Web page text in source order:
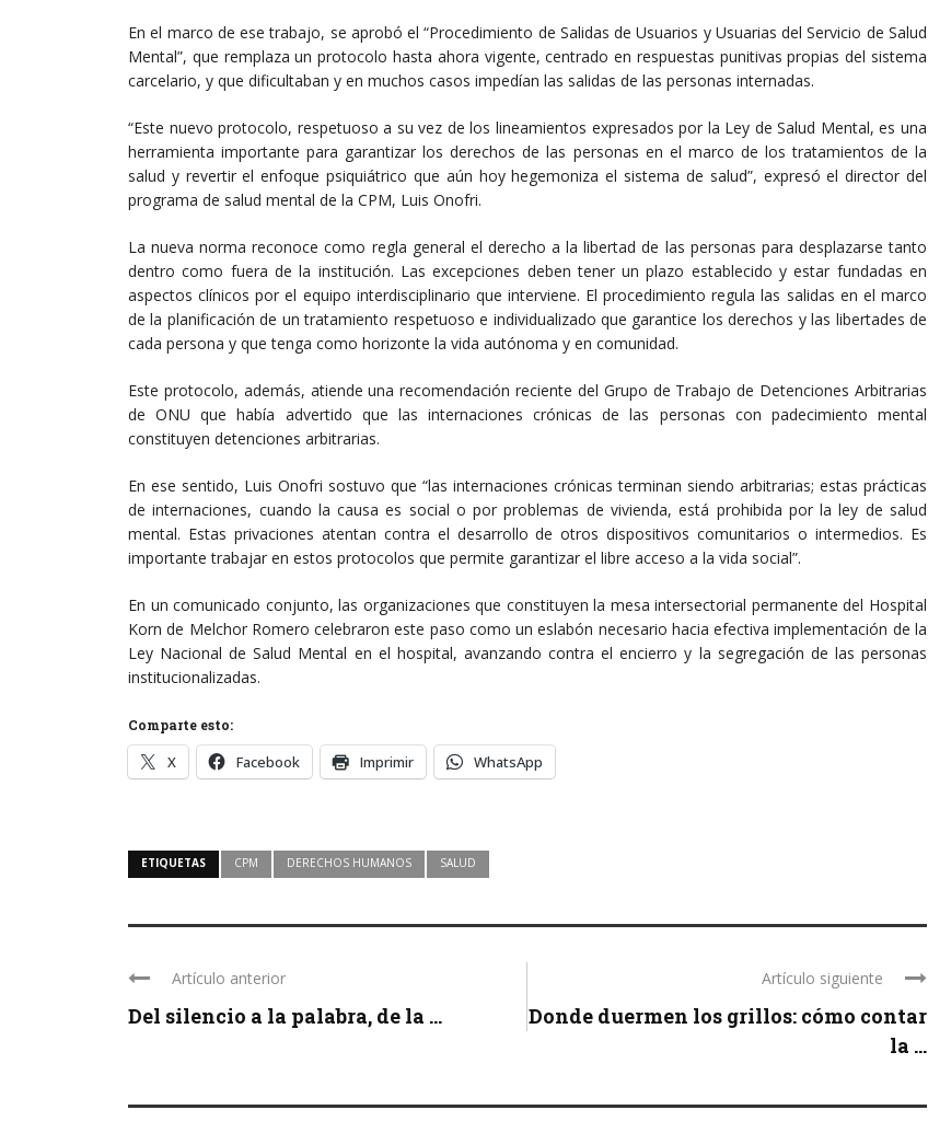
En el marco de ese trabajo, se aprobó el “Procedimiento de Salidas de Usuarios y Usuarias del Servicio de Salud
Mental”, que remplaza un protocolo hasta ahora vigente, centrado en respuestas punitivas propias del sistema
carcelario, y que dificultaban y en muchos casos impedían las salidas de las personas internadas.
“Este nuevo protocolo, respetuoso a su vez de los lineamientos expresados por la Ley de Salud Mental, es una
herramienta importante para garantizar los derechos de las personas en el marco de los tratamientos de la
salud y revertir el enfoque psiquiátrico que aún hoy hegemoniza el sistema de salud”, expresó el director del
programa de salud mental de la CPM, Luis Onofri.
La nueva norma reconoce como regla general el derecho a la libertad de las personas para desplazarse tanto
dentro como fuera de la institución. Las excepciones deben tener un plazo establecido y estar fundadas en
aspectos clínicos por el equipo interdisciplinario que interviene. El procedimiento regula las salidas en el marco
de la planificación de un tratamiento respetuoso e individualizado que garantice los derechos y las libertades de
cada persona y que tenga como horizonte la vida autónoma y en comunidad.
Este protocolo, además, atiende una recomendación reciente del Grupo de Trabajo de Detenciones Arbitrarias
de ONU que había advertido que las internaciones crónicas de las personas con padecimiento mental
constituyen detenciones arbitrarias.
En ese sentido, Luis Onofri sostuvo que “las internaciones crónicas terminan siendo arbitrarias; estas prácticas
de internaciones, cuando la causa es social o por problemas de vivienda, está prohibida por la ley de salud
mental. Estas privaciones atentan contra el desarrollo de otros dispositivos comunitarios o intermedios. Es
importante trabajar en estos protocolos que permite garantizar el libre acceso a la vida social”.
En un comunicado conjunto, las organizaciones que constituyen la mesa intersectorial permanente del Hospital
Korn de Melchor Romero celebraron este paso como un eslabón necesario hacia efectiva implementación de la
Ley Nacional de Salud Mental en el hospital, avanzando contra el encierro y la segregación de las personas
institucionalizadas.
Comparte esto:
X Facebook Imprimir WhatsApp
ETIQUETAS CPM DERECHOS HUMANOS SALUD
Artículo anterior
Del silencio a la palabra, de la ...
Artículo siguiente
Donde duermen los grillos: cómo contar
la ...